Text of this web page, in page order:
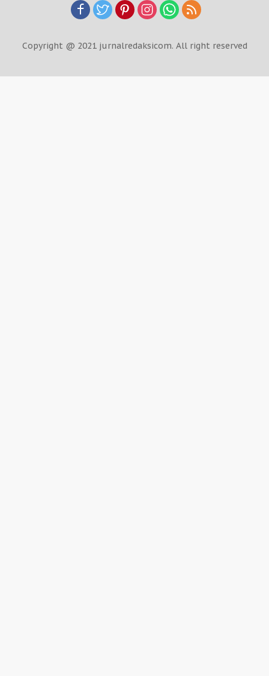
Copyright @ 2021 jurnalredaksicom. All right reserved